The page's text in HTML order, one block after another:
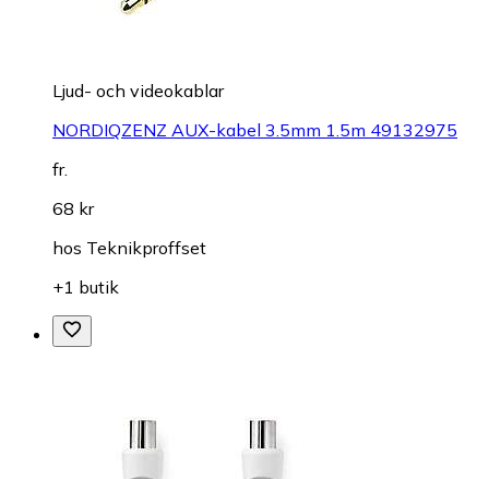
Ljud- och videokablar
NORDIQZENZ AUX-kabel 3.5mm 1.5m 49132975
fr.
68 kr
hos Teknikproffset
+1 butik